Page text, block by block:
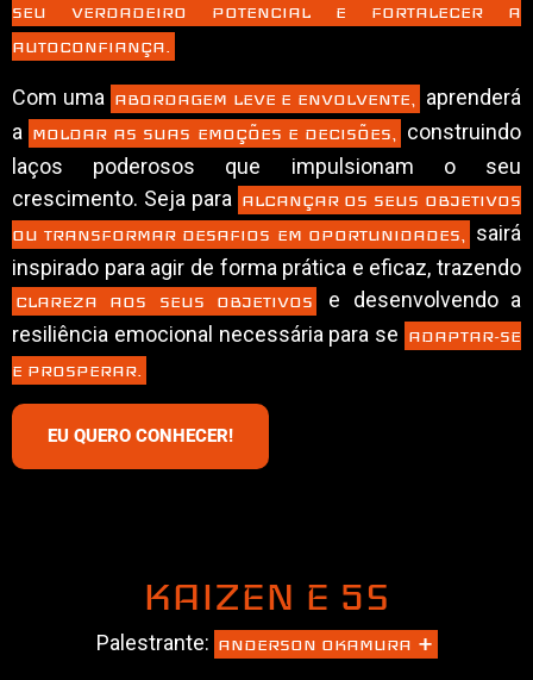
SEU VERDADEIRO POTENCIAL E FORTALECER A
AUTOCONFIANÇA.
Com uma ABORDAGEM LEVE E ENVOLVENTE,
aprenderá
a MOLDAR AS SUAS EMOÇÕES E DECISÕES,
construindo
laços poderosos que impulsionam o seu
crescimento. Seja para ALCANÇAR OS SEUS OBJETIVOS
OU TRANSFORMAR DESAFIOS EM OPORTUNIDADES,
sairá
inspirado para agir de forma prática e eficaz, trazendo
CLAREZA AOS SEUS OBJETIVOS
e desenvolvendo a
resiliência emocional necessária para se ADAPTAR-SE
E PROSPERAR.
EU QUERO CONHECER!
KAIZEN E 5S
Palestrante: ANDERSON OKAMURA +